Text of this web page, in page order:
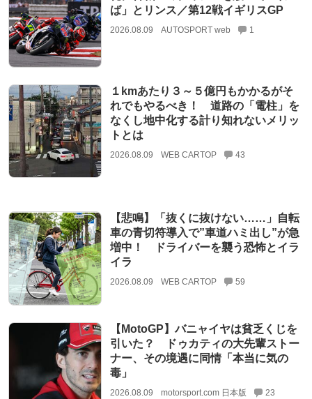
ば」とリンス／第12戦イギリスGP
2026.08.09 AUTOSPORT web 1
１kmあたり３～５億円もかかるがそ
れでもやるべき！ 道路の「電柱」を
なくし地中化する計り知れないメリッ
トとは
2026.08.09 WEB CARTOP 43
【悲鳴】「抜くに抜けない……」自転
車の青切符導入で”車道ハミ出し”が急
増中！ ドライバーを襲う恐怖とイラ
イラ
2026.08.09 WEB CARTOP 59
【MotoGP】バニャイヤは貧乏くじを
引いた？ ドゥカティの大先輩ストー
ナー、その境遇に同情「本当に気の
毒」
2026.08.09 motorsport.com 日本版 23